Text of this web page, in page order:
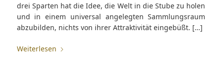
drei Sparten hat die Idee, die Welt in die Stube zu holen
und in einem universal angelegten Sammlungsraum
abzubilden, nichts von ihrer Attraktivität eingebüßt. […]
Weiterlesen